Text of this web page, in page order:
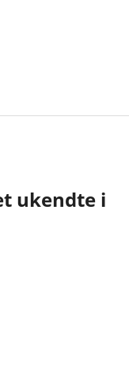
ukendte i